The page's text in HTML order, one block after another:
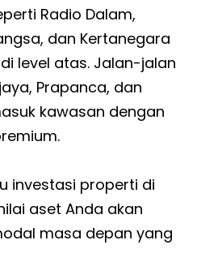
Radio Dalam,
dan Kertanegara
level atas. Jalan-jalan
Prapanca, dan
kawasan dengan
investasi properti di
aset Anda akan
masa depan yang